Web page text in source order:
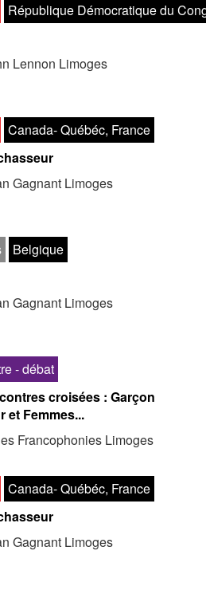
République Démocratique du
Lennon Limoges
Canada- Québéc, France
Gagnant Limoges
Belgique
Gagnant Limoges
- débat
croisées : Garçon
et Femmes...
Francophonies Limoges
Canada- Québéc, France
Gagnant Limoges